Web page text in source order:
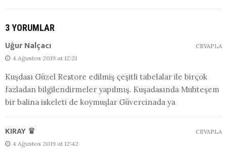
3 YORUMLAR
Uğur Nalçacı
4 Ağustos 2019 at 12:21
Kuşdası Güzel Restore edilmiş çeşitli tabelalar ile birçok
fazladan bilgilendirmeler yapılmış. Kuşadasında Muhteşem
bir balina iskeleti de koymuşlar Güvercinada ya
CEVAPLA
KIRAY ♛
4 Ağustos 2019 at 12:42
CEVAPLA